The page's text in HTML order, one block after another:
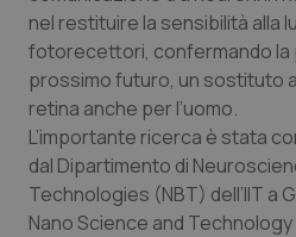
Calabria
Campania
Emilia-Romagna
Friuli Venezia Giulia
Asma & BPCO
Car-T
Colesterolo &
Dermatite Atopica
nel restituire la sensibilità alla
fotorecettori, confermando la
prossimo futuro, un sostituto
retina anche per l’uomo.
L’importante ricerca è stata
dal Dipartimento di
Technologies (NBT) dell’IIT a
Nano Science and